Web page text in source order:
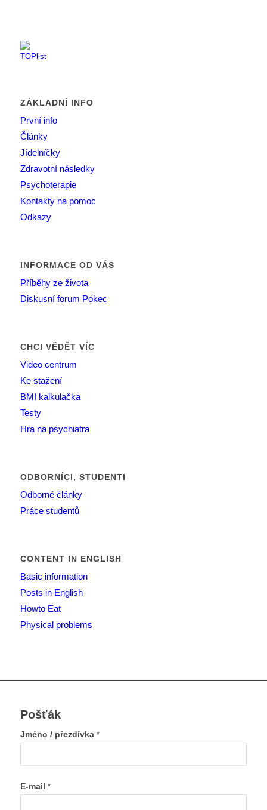
ZÁKLADNÍ INFO
První info
Články
Jídelníčky
Zdravotní následky
Psychoterapie
Kontakty na pomoc
Odkazy
INFORMACE OD VÁS
Příběhy ze života
Diskusní forum Pokec
CHCI VĚDĚT VÍC
Video centrum
Ke stažení
BMI kalkulačka
Testy
Hra na psychiatra
ODBORNÍCI, STUDENTI
Odborné články
Práce studentů
CONTENT IN ENGLISH
Basic information
Posts in English
Howto Eat
Physical problems
Pošťák
Jméno / přezdívka *
E-mail *